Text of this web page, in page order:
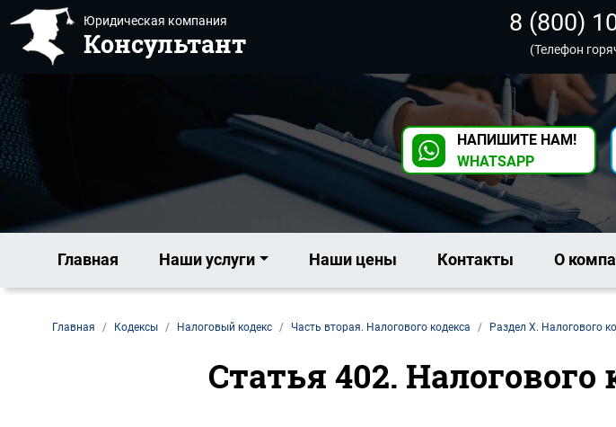
Юридическая компания
Консультант
8 (800)
(Телефон
НАПИШИТЕ НАМ!
WHATSAPP
Главная Наши услуги Наши цены Контакты О
Главная Кодексы Налоговый кодекс Часть вторая. Налогового кодекса Раздел X. Налогового
Статья 402.